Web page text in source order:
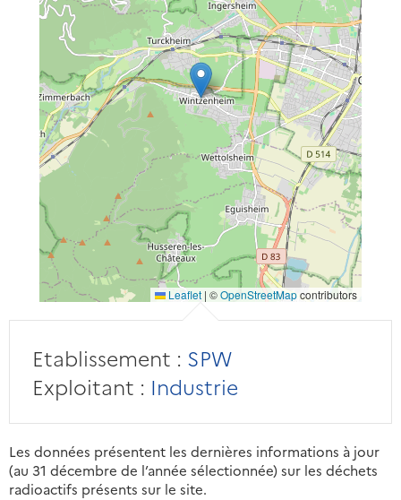
Leaflet | ©OpenStreetMapcontributors
Etablissement : SPW
Exploitant : Industrie
Les données présentent les dernières informations à jour
(au 31 décembre de l’année sélectionnée) sur les déchets
radioactifs présents sur le site.